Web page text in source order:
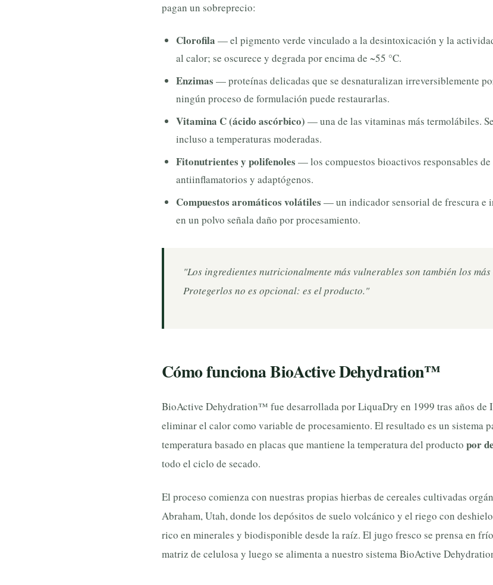
pagan un sobreprecio:
Clorofila — el pigmento verde vinculado a la desintoxicación y la
al calor; se oscurece y degrada por encima de ~55 °C.
Enzimas — proteínas delicadas que se desnaturalizan irreversiblemente
ningún proceso de formulación puede restaurarlas.
Vitamina C (ácido ascórbico) — una de las vitaminas más termolábiles.
incluso a temperaturas moderadas.
Fitonutrientes y polifenoles — los compuestos bioactivos responsables
antiinflamatorios y adaptógenos.
Compuestos aromáticos volátiles — un indicador sensorial de frescura e
en un polvo señala daño por procesamiento.
"Los ingredientes nutricionalmente más vulnerables son también los
Protegerlos no es opcional: es el producto."
Cómo funciona BioActive Dehydration™
BioActive Dehydration™ fue desarrollada por LiquaDry en 1999 tras años de
eliminar el calor como variable de procesamiento. El resultado es un sistema
temperatura basado en placas que mantiene la temperatura del producto por
todo el ciclo de secado.
El proceso comienza con nuestras propias hierbas de cereales cultivadas
Abraham, Utah, donde los depósitos de suelo volcánico y el riego con
rico en minerales y biodisponible desde la raíz. El jugo fresco se prensa en
matriz de celulosa y luego se alimenta a nuestro sistema BioActive